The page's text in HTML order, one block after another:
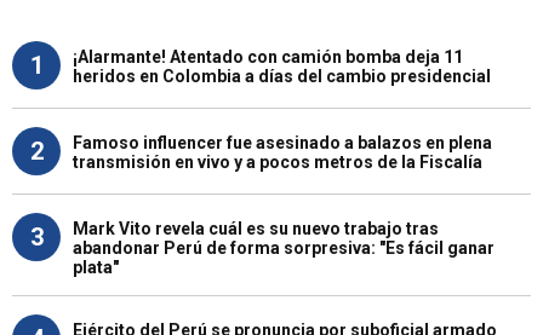
1
¡Alarmante! Atentado con camión bomba deja 11
heridos en Colombia a días del cambio presidencial
2
Famoso influencer fue asesinado a balazos en plena
transmisión en vivo y a pocos metros de la Fiscalía
3
Mark Vito revela cuál es su nuevo trabajo tras
abandonar Perú de forma sorpresiva: "Es fácil ganar
plata"
Ejército del Perú se pronuncia por suboficial armado